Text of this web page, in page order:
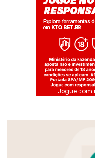
Jogue com